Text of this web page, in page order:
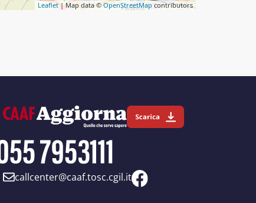
Leaflet| Map data ©OpenStreetMap contributors
callcenter@caaf.tosc.cgil.it